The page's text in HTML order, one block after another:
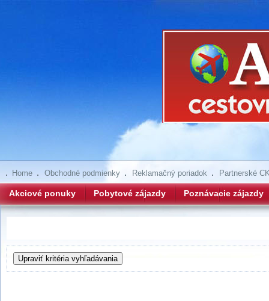
Home Obchodné podmienky Reklamačný poriadok Partnerské
Akciové ponuky Pobytové zájazdy Poznávacie zájazdy